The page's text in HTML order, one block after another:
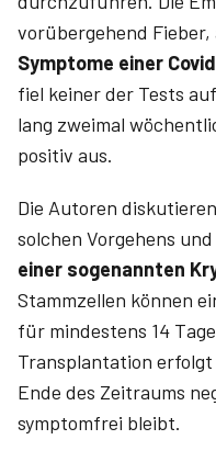
vorübergehend Fieber,
Symptome einer
fiel keiner der Tests
lang zweimal
positiv aus.
Die Autoren
solchen Vorgehens
einer sogenannten
Stammzellen können
für mindestens 14
Transplantation
Ende des Zeitraums
symptomfrei bleibt.